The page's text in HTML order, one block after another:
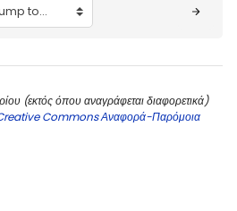
to...
(εκτός όπου αναγράφεται διαφορετικά)
Commons Αναφορά-Παρόμοια